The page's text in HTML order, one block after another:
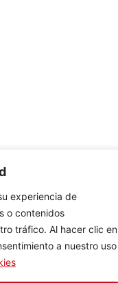
experiencia de
o contenidos
tráfico. Al hacer clic en
a nuestro uso